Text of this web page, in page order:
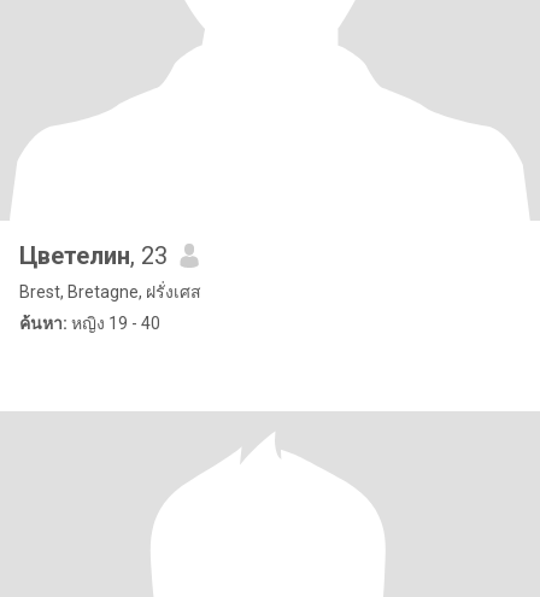
Цветелин, 23
Brest, Bretagne, ฝรั่งเศส
ค้นหา: หญิง 19 - 40